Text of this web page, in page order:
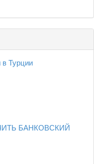
в Турции
БАНКОВСКИЙ